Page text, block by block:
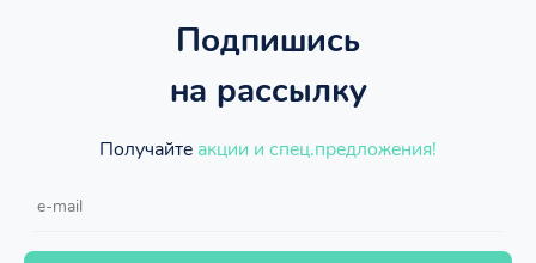
Подпишись
на рассылку
Получайте акции и спец.предложения!